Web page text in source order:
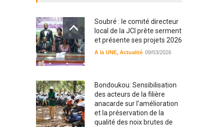
Soubré : le comité directeur
local de la JCI prête serment
et présente ses projets 2026
A la UNE, Actualité 09/03/2026
Bondoukou: Sensibilisation
des acteurs de la filière
anacarde sur l'amélioration
et la préservation de la
qualité des noix brutes de